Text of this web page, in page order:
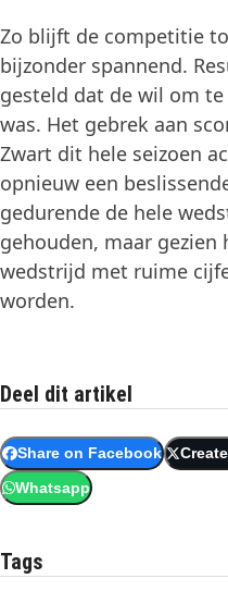
Zo blijft de competitie
bijzonder spannend.
gesteld dat de wil om
was. Het gebrek aan
Zwart dit hele seizoen
opnieuw een
gedurende de hele
gehouden, maar gezien
wedstrijd met ruime
worden.
Deel dit artikel
Share on Facebook
Whatsapp
Tags